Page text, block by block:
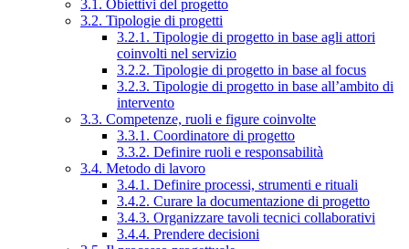
3.1. Obiettivi del progetto
3.2. Tipologie di progetti
3.2.1. Tipologie di progetto in base agli attori
coinvolti nel servizio
3.2.2. Tipologie di progetto in base al focus
3.2.3. Tipologie di progetto in base all’ambito di
intervento
3.3. Competenze, ruoli e figure coinvolte
3.3.1. Coordinatore di progetto
3.3.2. Definire ruoli e responsabilità
3.4. Metodo di lavoro
3.4.1. Definire processi, strumenti e rituali
3.4.2. Curare la documentazione di progetto
3.4.3. Organizzare tavoli tecnici collaborativi
3.4.4. Prendere decisioni